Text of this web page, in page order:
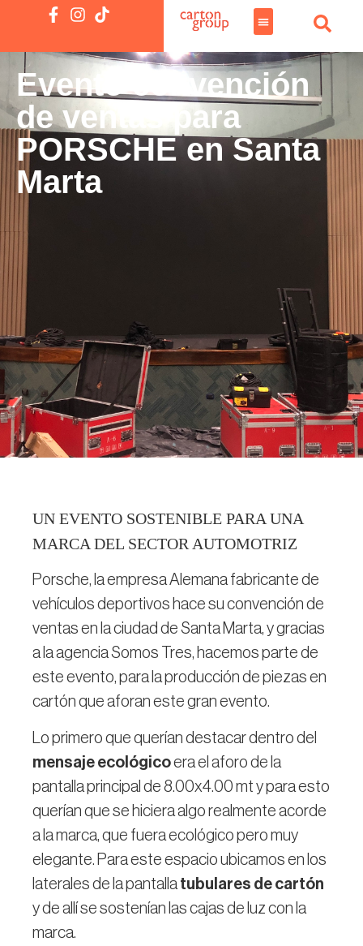
Evento convención
de ventas para
PORSCHE en Santa
Marta
UN EVENTO SOSTENIBLE PARA UNA
MARCA DEL SECTOR AUTOMOTRIZ
Porsche, la empresa Alemana fabricante de
vehículos deportivos hace su convención de
ventas en la ciudad de Santa Marta, y gracias
a la agencia Somos Tres, hacemos parte de
este evento, para la producción de piezas en
cartón que aforan este gran evento.
Lo primero que querían destacar dentro del
mensaje ecológicoera el aforo de la
pantalla principal de 8.00x4.00 mt y para esto
querían que se hiciera algo realmente acorde
a la marca, que fuera ecológico pero muy
elegante. Para este espacio ubicamos en los
laterales de la pantalla tubulares de cartón
y de allí se sostenían las cajas de luz con la
marca.